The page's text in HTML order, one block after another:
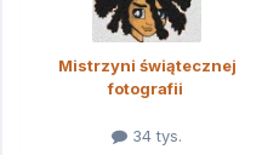
Mistrzyni świątecznej
fotografii
34 tys.